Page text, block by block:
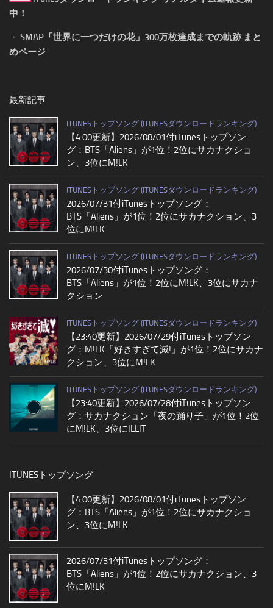
中！
・ SMAP「世界に一つだけの花」300万枚達成までの軌跡 まと
めページ
最新記事
ITUNESトップソング (ITUNESダウンロードランキング)
【4:00更新】2026/08/01付iTunesトップソン
グ：BTS「Aliens」が1位！2位にサカナクショ
ン、3位にM!LK
ITUNESトップソング (ITUNESダウンロードランキング)
2026/07/31付iTunesトップソング：
BTS「Aliens」が1位！2位にサカナクション、3
位にM!LK
ITUNESトップソング (ITUNESダウンロードランキング)
2026/07/30付iTunesトップソング：
BTS「Aliens」が1位！2位にM!LK、3位にサカナ
クション
ITUNESトップソング (ITUNESダウンロードランキング)
【23:40更新】2026/07/29付iTunesトップソン
グ：M!LK「好きすぎて滅!」が1位！2位にサカナ
クション、3位にM!LK
ITUNESトップソング (ITUNESダウンロードランキング)
【23:40更新】2026/07/28付iTunesトップソン
グ：サカナクション「夜の踊り子」が1位！2位
にM!LK、3位にILLIT
ITUNESトップソング
【4:00更新】2026/08/01付iTunesトップソン
グ：BTS「Aliens」が1位！2位にサカナクショ
ン、3位にM!LK
2026/07/31付iTunesトップソング：
BTS「Aliens」が1位！2位にサカナクション、3
位にM!LK